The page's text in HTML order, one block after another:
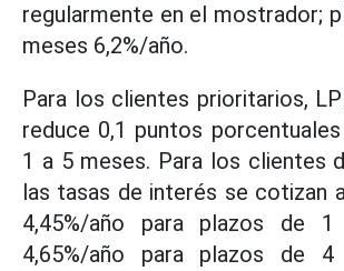
regularmente en el mostrador;
meses 6,2%/año.
Para los clientes prioritarios,
reduce 0,1 puntos
1 a 5 meses. Para los clientes
las tasas de interés se cotizan
4,45%/año para plazos de
4,65%/año para plazos de